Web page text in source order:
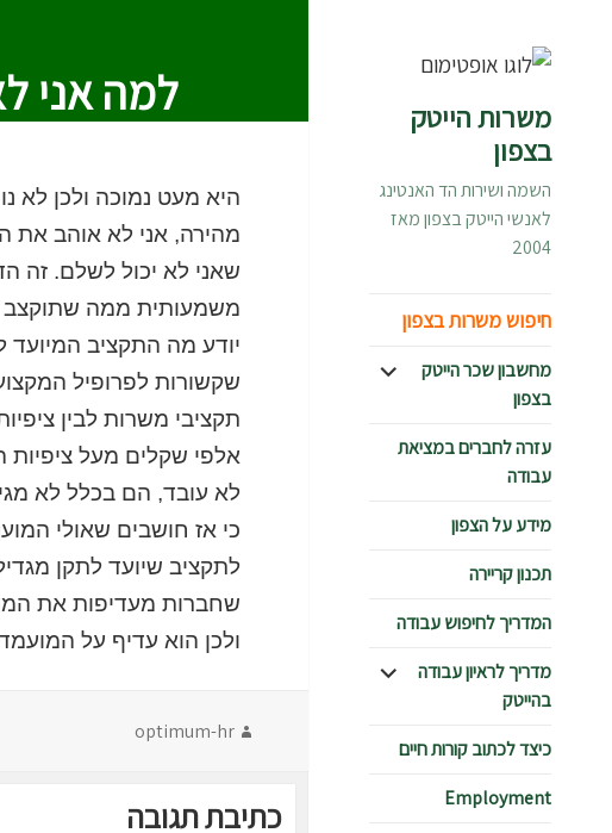
משרות הייטק
בצפון
השמה ושירות הד האנטינג
לאנשי הייטק בצפון מאז
2004
חיפוש משרות בצפון
מחשבון שכר הייטק
בצפון
הצג
עזרה לחברים במציאת
עבודה
מידע על הצפון
תכנון קריירה
המדריך לחיפוש עבודה
מדריך לראיון עבודה
בהייטק
הצג
כיצד לכתוב קורות חיים
Employment
למה אני
היא מעט נמוכה ולכן לא
מהירה, אני לא אוהב את
שאני לא יכול לשלם. זה
משמעותית ממה שתוקצב
יודע מה התקציב
שקשורות לפרופיל
תקציבי משרות לבין
אלפי שקלים מעל
לא עובד, הם בכלל לא
כי אז חושבים שאולי
לתקציב שיועד לתקן
שחברות מעדיפות את
ולכן הוא עדיף על
מחבר
optimum-hr
כתיבת תגובה